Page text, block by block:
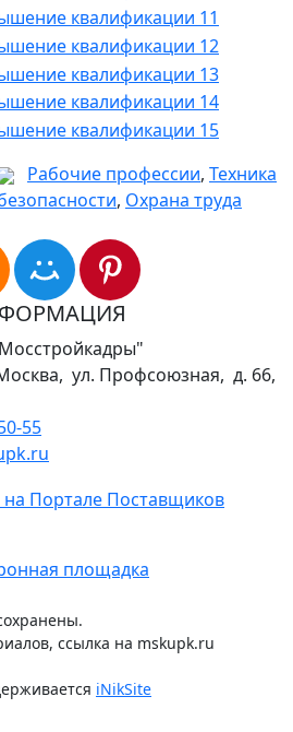
Рабочие профессии, Техника
, Охрана труда
ул. Профсоюзная, д. 66,
55
площадка
ссылка на mskupk.ru
iNikSite